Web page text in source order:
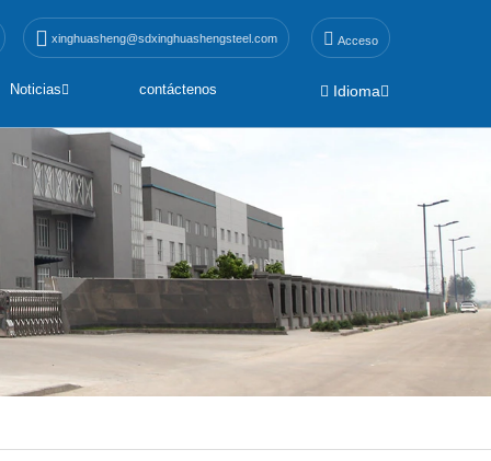
xinghuasheng@sdxinghuashengsteel.com Acceso
Noticias contáctenos Idioma